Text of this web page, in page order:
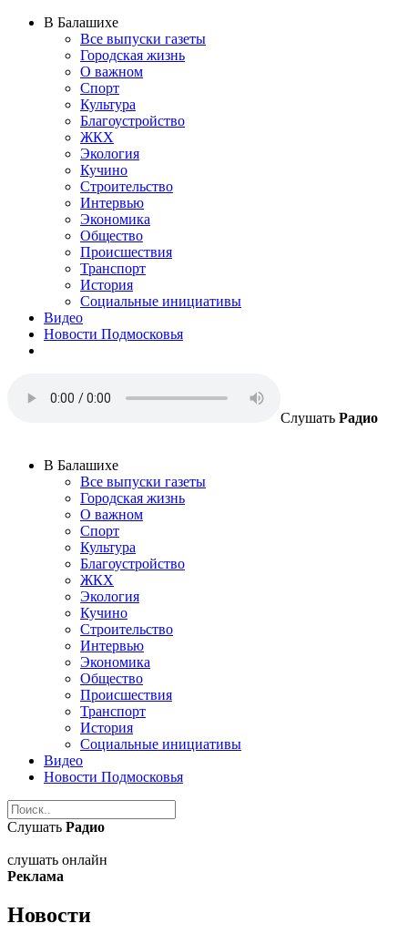
В Балашихе
Все выпуски газеты
Городская жизнь
О важном
Спорт
Культура
Благоустройство
ЖКХ
Экология
Кучино
Строительство
Интервью
Экономика
Общество
Происшествия
Транспорт
История
Социальные инициативы
Видео
Новости Подмосковья
Слушать Радио
В Балашихе
Все выпуски газеты
Городская жизнь
О важном
Спорт
Культура
Благоустройство
ЖКХ
Экология
Кучино
Строительство
Интервью
Экономика
Общество
Происшествия
Транспорт
История
Социальные инициативы
Видео
Новости Подмосковья
Слушать Радио
слушать онлайн
Реклама
Новости